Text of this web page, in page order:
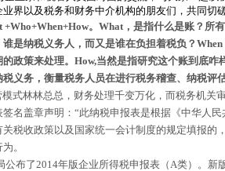
界以及税务和财务中介机构的朋友们，共同切
+Who+When+How。 What，是指什么是账？所
是纳税义务人，而又是谁在负担着税负？ When
政策来处理。 How,当然是指研究这个账到底咋
义务，衡量税务人员在进行税务稽查、纳税评
式林林总总，财务处理千变万化，而税务机关
名盖章声明： “此纳税申报表是根据《中华人
税收政策以及国家统一会计制度的规定填报的
。
公布了2014年版企业所得税申报表（A类）。新